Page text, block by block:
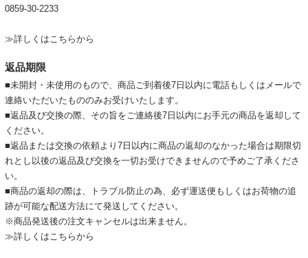
0859-30-2233
≫詳しくはこちらから
返品期限
■未開封・未使用のもので、商品ご到着後7日以内に電話もしくはメールで
連絡いただいたもののみお受けいたします。
■返品及び交換の際、その旨をご連絡後7日以内にお手元の商品を返却して
ください。
■返品または交換の依頼より7日以内に商品の返却のなかった場合は期限切
れとし以後の返品及び交換を一切お受けできませんので予めご了承くださ
い。
■商品の返却の際は、トラブル防止の為、必ず運送便もしくはお荷物の追
跡が可能な配送方法にて発送してください。
※商品発送後の注文キャンセルは出来ません。
≫詳しくはこちらから